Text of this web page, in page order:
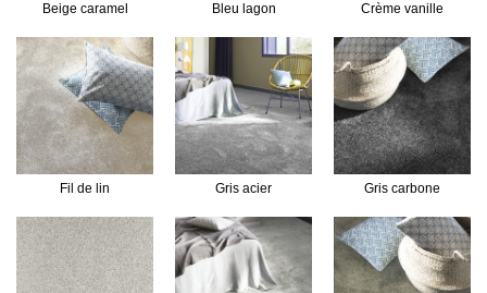
Beige caramel Bleu lagon Crème vanille
Fil de lin Gris acier Gris carbone